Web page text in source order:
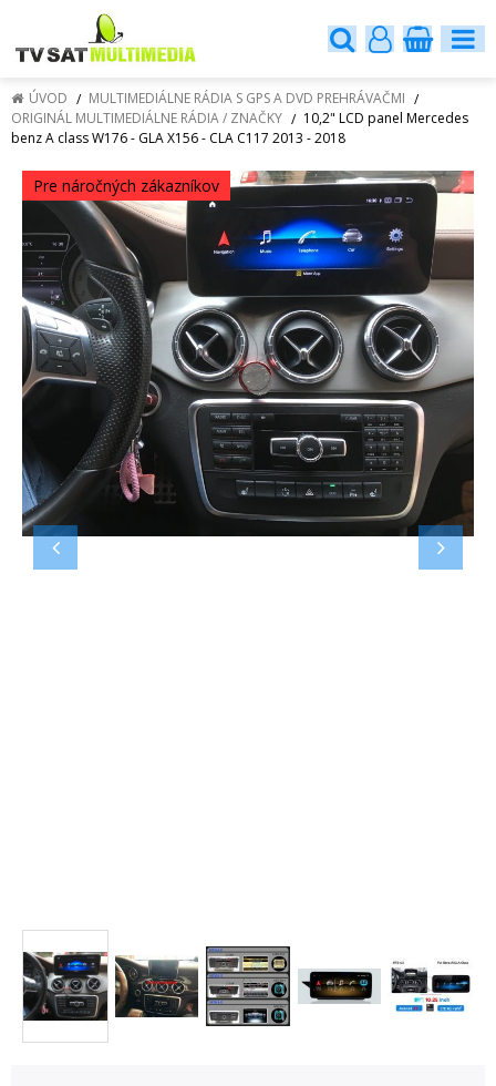
ÚVOD
MULTIMEDIÁLNE RÁDIA S GPS A DVD PREHRÁVAČMI
ORIGINÁL MULTIMEDIÁLNE RÁDIA / ZNAČKY
10,2" LCD panel Mercedes
benz A class W176 - GLA X156 - CLA C117 2013 - 2018
Pre náročných zákazníkov